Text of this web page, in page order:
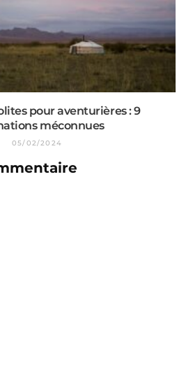
pour aventurières : 9
méconnues
05/02/2024